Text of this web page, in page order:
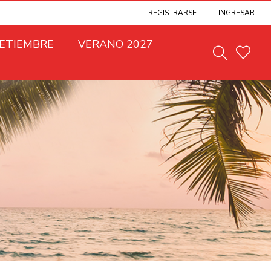
REGISTRARSE INGRESAR
VERANO 2027